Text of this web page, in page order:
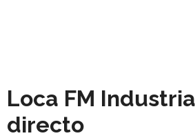
Loca FM
directo